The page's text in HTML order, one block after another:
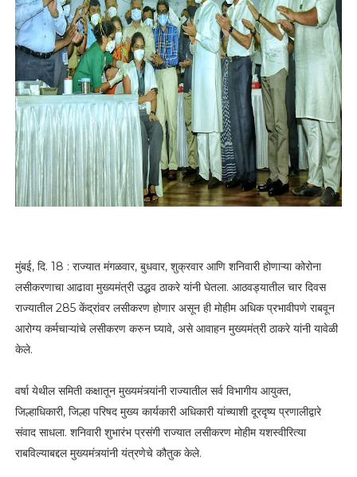
मुंबई, दि. 18 : राज्यात मंगळवार, बुधवार, शुक्रवार आणि शनिवारी होणाऱ्या कोरोना
लसीकरणाचा आढावा मुख्यमंत्री उद्धव ठाकरे यांनी घेतला. आठवड्यातील चार दिवस
राज्यातील 285 केंद्रांवर लसीकरण होणार असून ही मोहीम अधिक प्रभावीपणे राबवून
आरोग्य कर्मचाऱ्यांचे लसीकरण करुन घ्यावे, असे आवाहन मुख्यमंत्री ठाकरे यांनी यावेळी
केले.
वर्षा येथील समिती कक्षातून मुख्यमंत्र्यांनी राज्यातील सर्व विभागीय आयुक्त,
जिल्हाधिकारी, जिल्हा परिषद मुख्य कार्यकारी अधिकारी यांच्याशी दूरदृष्य प्रणालीद्वारे
संवाद साधला. शनिवारी शुभारंभ प्रसंगी राज्यात लसीकरण मोहीम यशस्वीरित्या
राबविल्याबद्दल मुख्यमंत्र्यांनी यंत्रणेचे कौतुक केले.